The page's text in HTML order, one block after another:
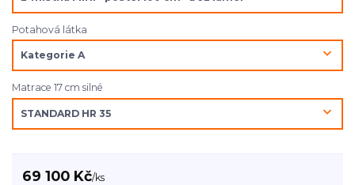
Potahová látka
Matrace 17 cm silné
69 100 Kč/ks